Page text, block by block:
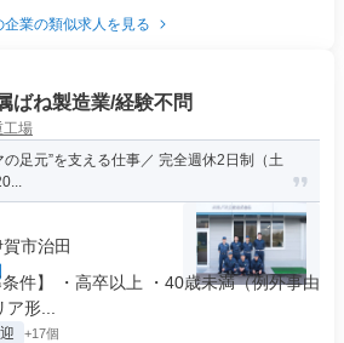
企業の類似求人を見る
ばね製造業/経験不問
工場
の足元”を支える仕事／ 完全週休2日制（土
市治田
件】 ・高卒以上 ・40歳未満（例外事由
形...
+17個